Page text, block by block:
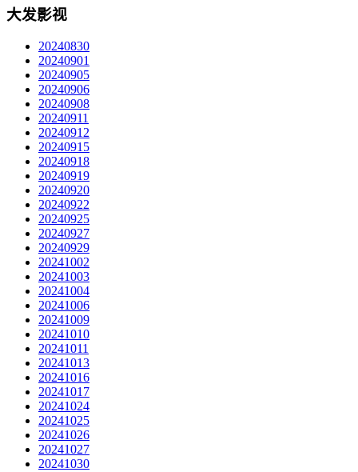
大发影视
20240830
20240901
20240905
20240906
20240908
20240911
20240912
20240915
20240918
20240919
20240920
20240922
20240925
20240927
20240929
20241002
20241003
20241004
20241006
20241009
20241010
20241011
20241013
20241016
20241017
20241024
20241025
20241026
20241027
20241030